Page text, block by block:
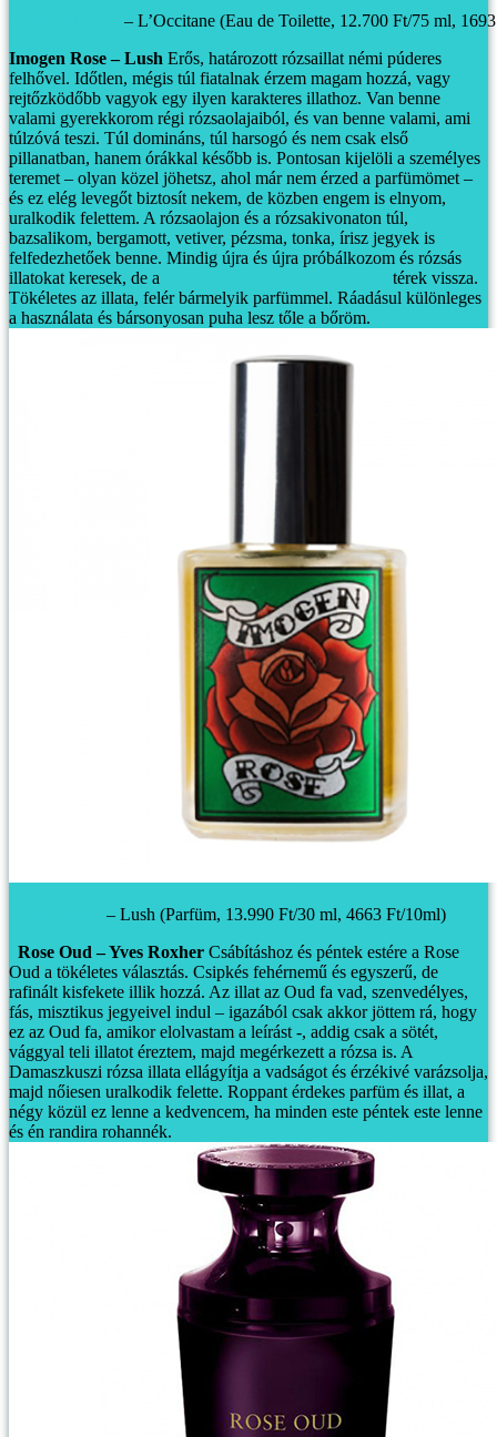
– L’Occitane (Eau de Toilette, 12.700 Ft/75 ml,
Imogen Rose – Lush Erős, határozott rózsaillat némi púderes
felhővel. Időtlen, mégis túl fiatalnak érzem magam hozzá, vagy
rejtőzködőbb vagyok egy ilyen karakteres illathoz. Van benne
valami gyerekkorom régi rózsaolajaiból, és van benne valami, ami
túlzóvá teszi. Túl domináns, túl harsogó és nem csak első
pillanatban, hanem órákkal később is. Pontosan kijelöli a személyes
teremet – olyan közel jöhetsz, ahol már nem érzed a parfümömet –
és ez elég levegőt biztosít nekem, de közben engem is elnyom,
uralkodik felettem. A rózsaolajon és a rózsakivonaton túl,
bazsalikom, bergamott, vetiver, pézsma, tonka, írisz jegyek is
felfedezhetőek benne. Mindig újra és újra próbálkozom és rózsás
illatokat keresek, de a
térek vissza.
Tökéletes az illata, felér bármelyik parfümmel. Ráadásul különleges
a használata és bársonyosan puha lesz tőle a bőröm.
– Lush (Parfüm, 13.990 Ft/30 ml, 4663 Ft/10ml)
Rose Oud – Yves Roxher Csábításhoz és péntek estére a Rose
Oud a tökéletes választás. Csipkés fehérnemű és egyszerű, de
rafinált kisfekete illik hozzá. Az illat az Oud fa vad, szenvedélyes,
fás, misztikus jegyeivel indul – igazából csak akkor jöttem rá, hogy
ez az Oud fa, amikor elolvastam a leírást -, addig csak a sötét,
vággyal teli illatot éreztem, majd megérkezett a rózsa is. A
Damaszkuszi rózsa illata ellágyítja a vadságot és érzékivé varázsolja,
majd nőiesen uralkodik felette. Roppant érdekes parfüm és illat, a
négy közül ez lenne a kedvencem, ha minden este péntek este lenne
és én randira rohannék.